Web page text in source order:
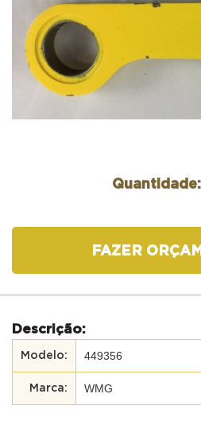
Quantidade:
FAZER
Descrição:
449356
WMG